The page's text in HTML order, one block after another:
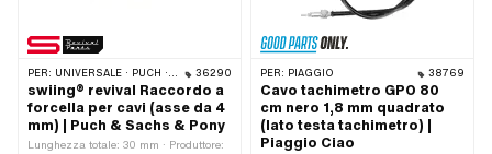
PER: UNIVERSALE · PUCH · SACHS · PONY / CILO (BETA 521 E 512) · ZÜNDAPP BELMONDO 36290
swiing® revival Raccordo a
forcella per cavi (asse da 4
mm) | Puch & Sachs & Pony
Lunghezza totale: 30 mm · Produttore:
PER: PIAGGIO 38769
Cavo tachimetro GPO 80
cm nero 1,8 mm quadrato
(lato testa tachimetro) |
Piaggio Ciao